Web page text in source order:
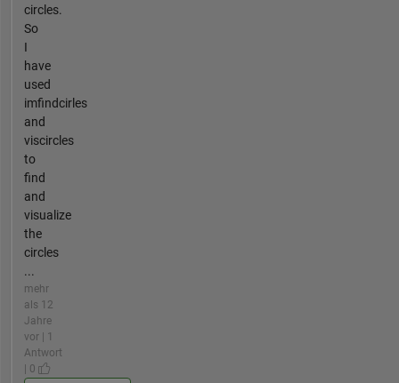
circles.
So
I
have
used
imfindcirles
and
viscircles
to
find
and
visualize
the
circles
...
mehr
als 12
Jahre
vor | 1
Antwort
| 0